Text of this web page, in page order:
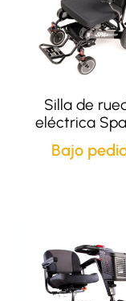
Silla de
eléctrica
Bajo